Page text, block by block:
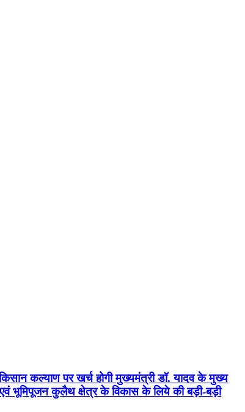
कल्याण पर खर्च होगी मुख्यमंत्री डॉ. यादव के मुख्य
भूमिपूजन कुलैथ क्षेत्र के विकास के लिये की बड़ी-बड़ी